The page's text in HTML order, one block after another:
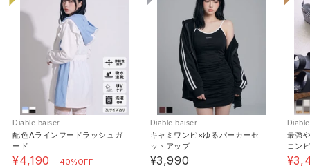
▼商品のお気に入り登録をおすすめします。
「カートに入れる」ボタンの右横にあるハートマークを
クリックしてください。
マイページの中で欲しいものリストの作成ができます♪
▼完売アイテムは「再入荷通知」を登録すると、再入荷
時にメールが届きます。
※再販がない商品もございます。ご了承ください。
Diable baiser
配色Aラインフードラッシュガ
ード
¥4,190 40%OFF
Diable baiser
キャミワンピ×ゆるパーカーセ
ットアップ
¥3,990
最強
コン
ル【